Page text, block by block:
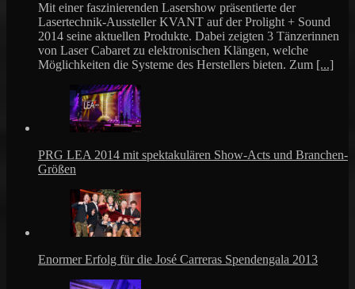
Mit einer faszinierenden Lasershow präsentierte der
Lasertechnik-Aussteller KVANT auf der Prolight + Sound
2014 seine aktuellen Produkte. Dabei zeigten 3 Tänzerinnen
von Laser Cabaret zu elektronischen Klängen, welche
Möglichkeiten die Systeme des Herstellers bieten. Zum [...]
PRG LEA 2014 mit spektakulären Show-Acts und Branchen-
Größen
Enormer Erfolg für die José Carreras Spendengala 2013